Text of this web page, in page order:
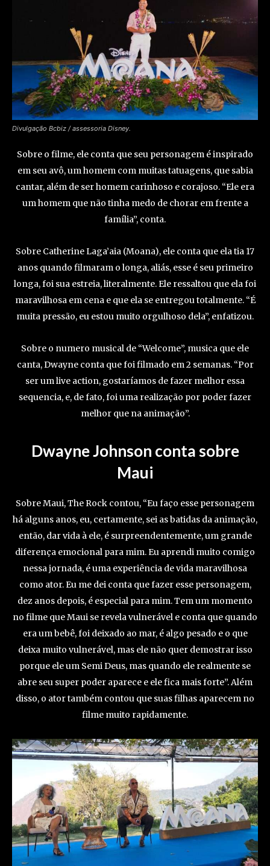
Divulgação Bcbiz / assessoria Disney.
Sobre o filme, ele conta que seu personagem é inspirado
em seu avô, um homem com muitas tatuagens, que sabia
cantar, além de ser homem carinhoso e corajoso. “Ele era
um homem que não tinha medo de chorar em frente a
família”, conta.
Sobre Catherine Laga’aia (Moana), ele conta que ela tia 17
anos quando filmaram o longa, aliás, esse é seu primeiro
longa, foi sua estreia, literalmente. Ele ressaltou que ela foi
maravilhosa em cena e que ela se entregou totalmente. “É
muita pressão, eu estou muito orgulhoso dela”, enfatizou.
Sobre o numero musical de “Welcome”, musica que ele
canta, Dwayne conta que foi filmado em 2 semanas. “Por
ser um live action, gostaríamos de fazer melhor essa
sequencia, e, de fato, foi uma realização por poder fazer
melhor que na animação”.
Dwayne Johnson conta sobre
Maui
Sobre Maui, The Rock contou, “Eu faço esse personagem
há alguns anos, eu, certamente, sei as batidas da animação,
então, dar vida à ele, é surpreendentemente, um grande
diferença emocional para mim. Eu aprendi muito comigo
nessa jornada, é uma experiência de vida maravilhosa
como ator. Eu me dei conta que fazer esse personagem,
dez anos depois, é especial para mim. Tem um momento
no filme que Maui se revela vulnerável e conta que quando
era um bebê, foi deixado ao mar, é algo pesado e o que
deixa muito vulnerável, mas ele não quer demostrar isso
porque ele um Semi Deus, mas quando ele realmente se
abre seu super poder aparece e ele fica mais forte”. Além
disso, o ator também contou que suas filhas aparecem no
filme muito rapidamente.